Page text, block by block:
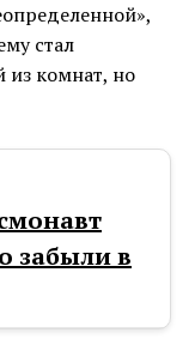
стал
из комнат, но
забыли в